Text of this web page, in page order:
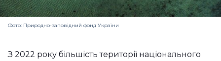
Фото: Природно-заповідний фонд України
З 2022 року більшість території національного